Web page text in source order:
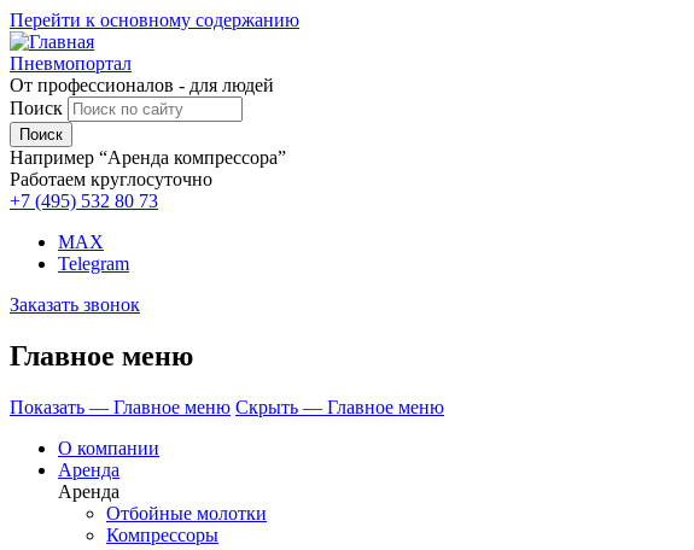
Перейти к основному содержанию
Пневмопортал
От профессионалов - для людей
Поиск
Например “Аренда компрессора”
Работаем круглосуточно
+7 (495) 532 80 73
MAX
Telegram
Заказать звонок
Главное меню
Показать — Главное меню Скрыть — Главное меню
О компании
Аренда
Аренда
Отбойные молотки
Компрессоры